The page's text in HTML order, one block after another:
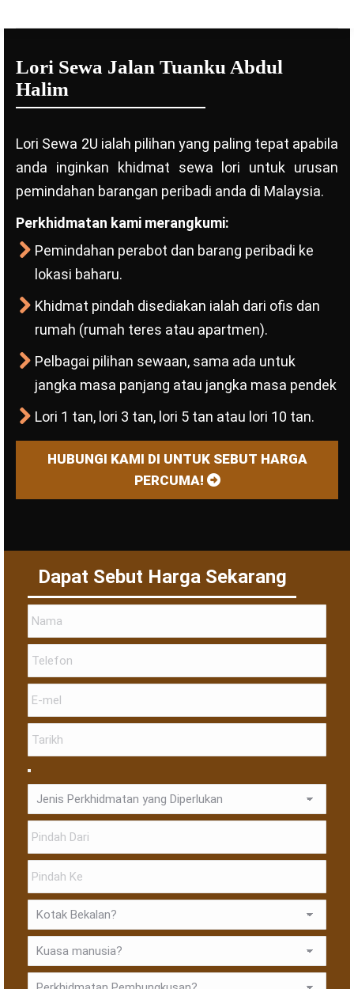
Lori Sewa Jalan Tuanku Abdul
Halim
Lori Sewa 2U ialah pilihan yang paling tepat apabila
anda inginkan khidmat sewa lori untuk urusan
pemindahan barangan peribadi anda di Malaysia.
Perkhidmatan kami merangkumi:
Pemindahan perabot dan barang peribadi ke
lokasi baharu.
Khidmat pindah disediakan ialah dari ofis dan
rumah (rumah teres atau apartmen).
Pelbagai pilihan sewaan, sama ada untuk
jangka masa panjang atau jangka masa pendek
Lori 1 tan, lori 3 tan, lori 5 tan atau lori 10 tan.
HUBUNGI KAMI DI UNTUK SEBUT HARGA
PERCUMA!
Dapat Sebut Harga Sekarang